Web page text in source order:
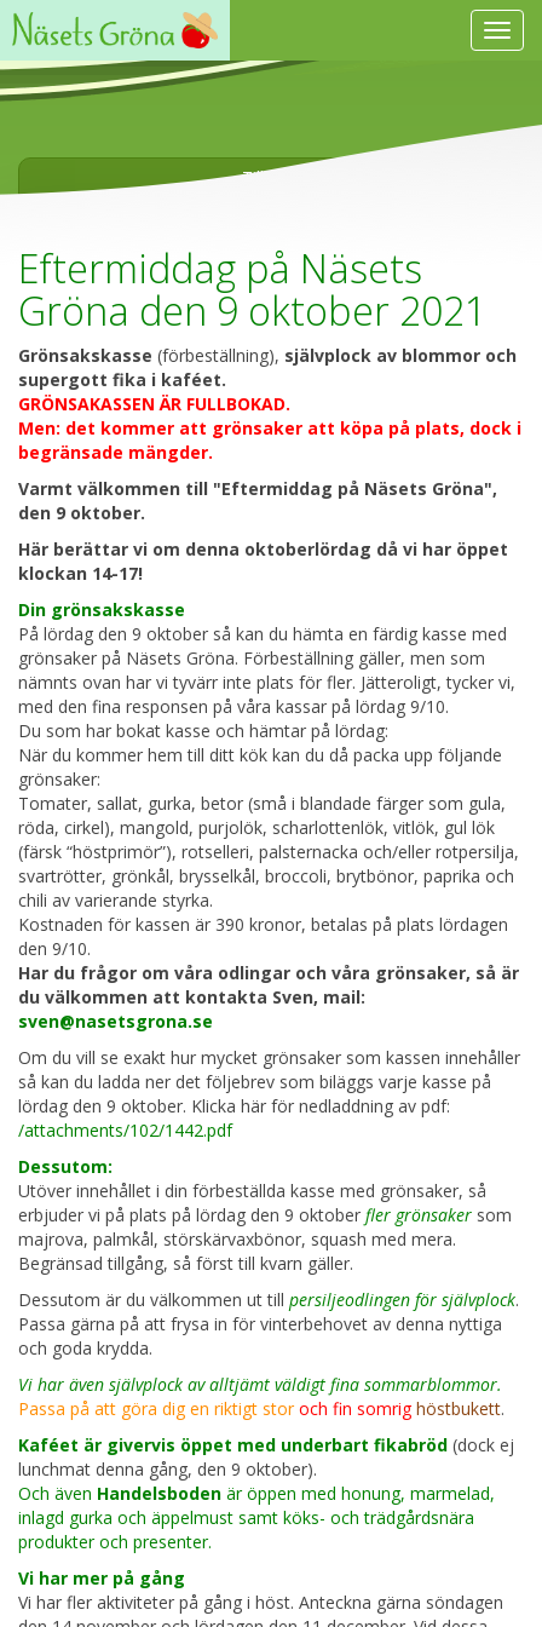
Visa/
Tillbaka
Eftermiddag på Näsets
Gröna den 9 oktober 2021
Grönsakskasse (förbeställning), självplock av blommor och
supergott fika i kaféet.
GRÖNSAKASSEN ÄR FULLBOKAD.
Men: det kommer att grönsaker att köpa på plats, dock i
begränsade mängder.
Varmt välkommen till "Eftermiddag på Näsets Gröna",
den 9 oktober.
Här berättar vi om denna oktoberlördag då vi har öppet
klockan 14-17!
Din grönsakskasse
På lördag den 9 oktober så kan du hämta en färdig kasse med
grönsaker på Näsets Gröna. Förbeställning gäller, men som
nämnts ovan har vi tyvärr inte plats för fler. Jätteroligt, tycker vi,
med den fina responsen på våra kassar på lördag 9/10.
Du som har bokat kasse och hämtar på lördag:
När du kommer hem till ditt kök kan du då packa upp följande
grönsaker:
Tomater, sallat, gurka, betor (små i blandade färger som gula,
röda, cirkel), mangold, purjolök, scharlottenlök, vitlök, gul lök
(färsk “höstprimör”), rotselleri, palsternacka och/eller rotpersilja,
svartrötter, grönkål, brysselkål, broccoli, brytbönor, paprika och
chili av varierande styrka.
Kostnaden för kassen är 390 kronor, betalas på plats lördagen
den 9/10.
Har du frågor om våra odlingar och våra grönsaker, så är
du välkommen att kontakta Sven, mail:
sven@nasetsgrona.se
Om du vill se exakt hur mycket grönsaker som kassen innehåller
så kan du ladda ner det följebrev som biläggs varje kasse på
lördag den 9 oktober. Klicka här för nedladdning av pdf:
/attachments/102/1442.pdf
Dessutom:
Utöver innehållet i din förbeställda kasse med grönsaker, så
erbjuder vi på plats på lördag den 9 oktober fler grönsaker som
majrova, palmkål, störskärvaxbönor, squash med mera.
Begränsad tillgång, så först till kvarn gäller.
Dessutom är du välkommen ut till persiljeodlingen för självplock.
Passa gärna på att frysa in för vinterbehovet av denna nyttiga
och goda krydda.
Vi har även självplock av alltjämt väldigt fina sommarblommor.
Passa på att göra dig en riktigt storoch fin somrig höstbukett.
Kaféet är givervis öppet med underbart fikabröd (dock ej
lunchmat denna gång, den 9 oktober).
Och även Handelsboden är öppen med honung, marmelad,
inlagd gurka och äppelmust samt köks- och trädgårdsnära
produkter och presenter.
Vi har mer på gång
Vi har fler aktiviteter på gång i höst. Anteckna gärna söndagen